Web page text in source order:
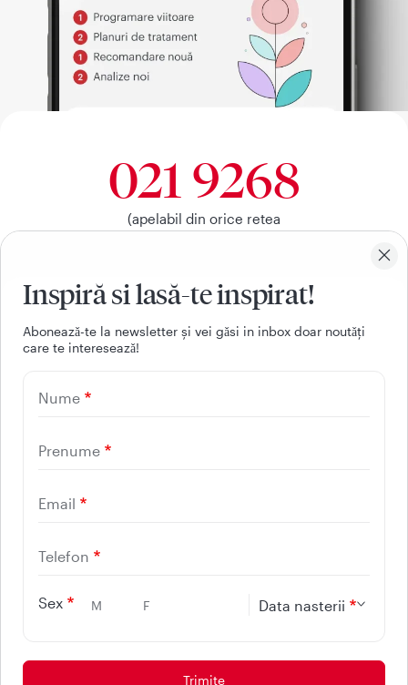
Inspiră si lasă-te inspirat!
Aboneazǎ-te la newsletter și vei gǎsi in inbox doar noutǎți
care te intereseazǎ!
Nume
Prenume
Email
Telefon
Sex M F Data nasterii
021 9268
(apelabil din orice retea
CONTACT
REGINA MARIA